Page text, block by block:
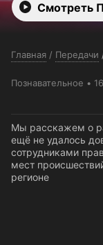
Смотреть
Главная / Передачи
Познавательное
Мы расскажем о
ещё не удалось
сотрудниками
мест
регионе